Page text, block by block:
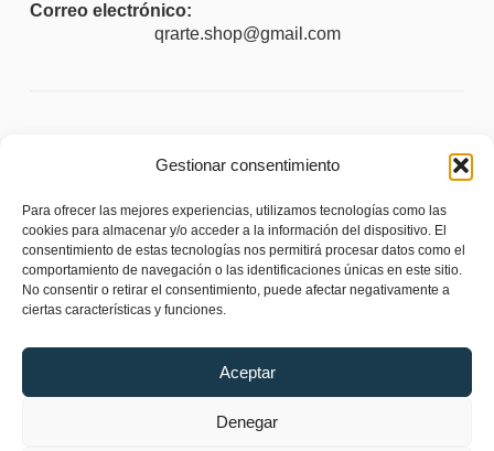
Gestionar consentimiento
Para ofrecer las mejores experiencias, utilizamos tecnologías como las
cookies para almacenar y/o acceder a la información del dispositivo. El
consentimiento de estas tecnologías nos permitirá procesar datos como el
comportamiento de navegación o las identificaciones únicas en este sitio.
No consentir o retirar el consentimiento, puede afectar negativamente a
ciertas características y funciones.
Aceptar
Denegar
Correo electrónico:
qrarte.shop@gmail.com
Política de privacidad
Política de cookies (UE)
Política de envíos y devoluciones